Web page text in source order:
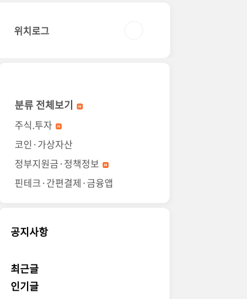
위치로그
분류 전체보기
주식.투자
코인·가상자산
정부지원금·정책정보
핀테크·간편결제·금융앱
공지사항
최근글
인기글